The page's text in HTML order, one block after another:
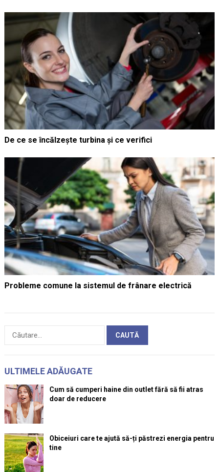
De ce se încălzește turbina și ce verifici
Probleme comune la sistemul de frânare electrică
Caută
ULTIMELE ADĂUGATE
Cum să cumperi haine din outlet fără să fii atras
doar de reducere
Obiceiuri care te ajută să-ți păstrezi energia pentru
tine